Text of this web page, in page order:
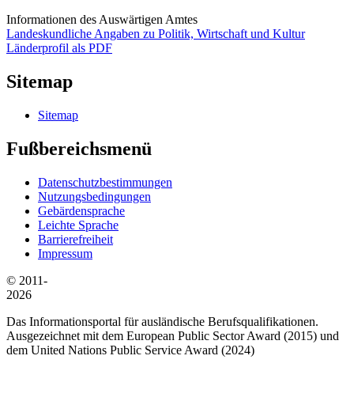
Informationen des Auswärtigen Amtes
Landeskundliche Angaben zu Politik, Wirtschaft und Kultur
Länderprofil als PDF
Sitemap
Sitemap
Fußbereichsmenü
Datenschutzbestimmungen
Nutzungsbedingungen
Gebärdensprache
Leichte Sprache
Barrierefreiheit
Impressum
© 2011-
2026
Das Informationsportal für ausländische Berufsqualifikationen.
Ausgezeichnet mit dem European Public Sector Award (2015) und
dem United Nations Public Service Award (2024)